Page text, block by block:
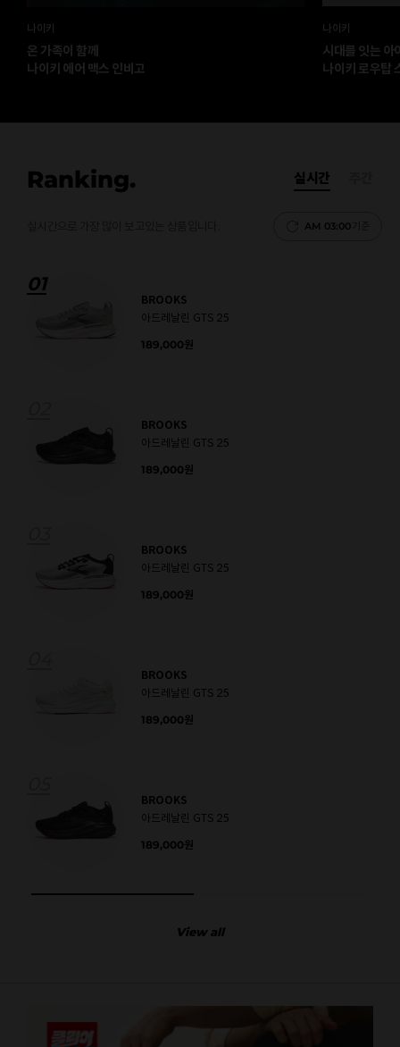
나이키
온 가족이 함께
나이키 에어 맥스 인비고
나이키
시대를 잇는 아
나이키 로우탑
Ranking. 실시간
AM 03:00기준
BROOKS
아드레날린 GTS 25
189,000원
01
BROOKS
아드레날린 GTS 25
189,000원
BROOKS
아드레날린 GTS 25
189,000원
BROOKS
아드레날린 GTS 25
189,000원
BROOKS
아드레날린 GTS 25
189,000원
View all